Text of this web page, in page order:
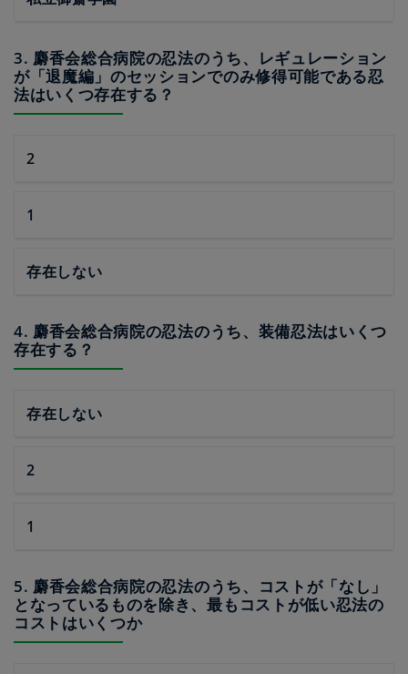
3. 麝香会総合病院の忍法のうち、レギュレーション
が「退魔編」のセッションでのみ修得可能である忍
法はいくつ存在する？
2
1
存在しない
4. 麝香会総合病院の忍法のうち、装備忍法はいくつ
存在する？
存在しない
2
1
5. 麝香会総合病院の忍法のうち、コストが「なし」
となっているものを除き、最もコストが低い忍法の
コストはいくつか